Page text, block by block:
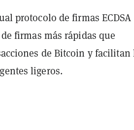
protocolo de firmas ECDSA
firmas más rápidas que
de Bitcoin y facilitan
ligeros.